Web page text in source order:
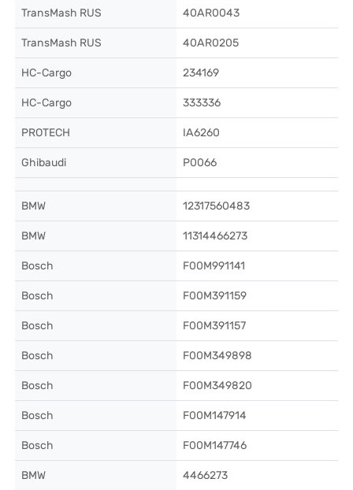
TransMash RUS 40AR0043
TransMash RUS 40AR0205
HC-Cargo 234169
HC-Cargo 333336
PROTECH IA6260
Ghibaudi P0066
BMW 12317560483
BMW 11314466273
Bosch F00M991141
Bosch F00M391159
Bosch F00M391157
Bosch F00M349898
Bosch F00M349820
Bosch F00M147914
Bosch F00M147746
BMW 4466273